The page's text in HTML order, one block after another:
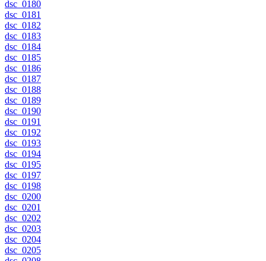
dsc_0180
dsc_0181
dsc_0182
dsc_0183
dsc_0184
dsc_0185
dsc_0186
dsc_0187
dsc_0188
dsc_0189
dsc_0190
dsc_0191
dsc_0192
dsc_0193
dsc_0194
dsc_0195
dsc_0197
dsc_0198
dsc_0200
dsc_0201
dsc_0202
dsc_0203
dsc_0204
dsc_0205